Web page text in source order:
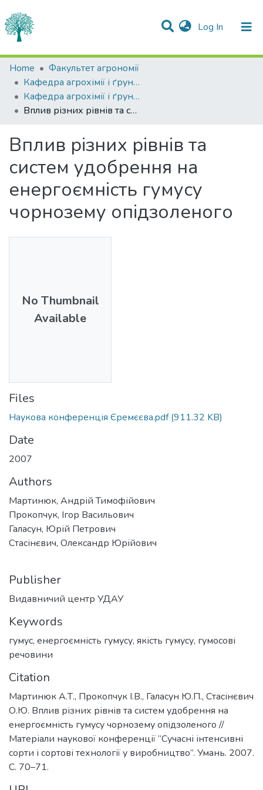
Log In (current)
Statistics
Communities & Collections
All of DSpace
Home
Факультет агрономії
Кафедра агрохімії і ґрунтознавства
Кафедра агрохімії і ґрунтознавства
Вплив різних рівнів та систем удобрення на енергоємність гумусу чорнозему опідзоленого
Вплив різних рівнів та
систем удобрення на
енергоємність гумусу
чорнозему опідзоленого
No Thumbnail
Available
Files
Наукова конференція Єремєєва.pdf (911.32 KB)
Date
2007
Authors
Мартинюк, Андрій Тимофійович
Прокопчук, Ігор Васильович
Галасун, Юрій Петрович
Стасінєвич, Олександр Юрійович
Publisher
Видавничий центр УДАУ
Keywords
гумус, енергоємність гумусу, якість гумусу, гумосові
речовини
Citation
Мартинюк А.Т., Прокопчук І.В., Галасун Ю.П., Стасінєвич
О.Ю. Вплив різних рівнів та систем удобрення на
енергоємність гумусу чорнозему опідзоленого //
Матеріали наукової конференції “Сучасні інтенсивні
сорти і сортові технології у виробництво”. Умань. 2007.
С. 70–71.